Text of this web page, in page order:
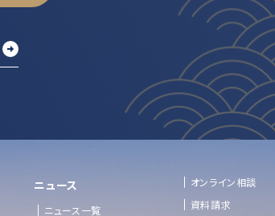
ニュース
ニュース一覧
オンライン相談
資料請求